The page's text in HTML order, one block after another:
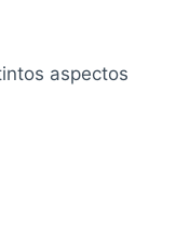
aspectos